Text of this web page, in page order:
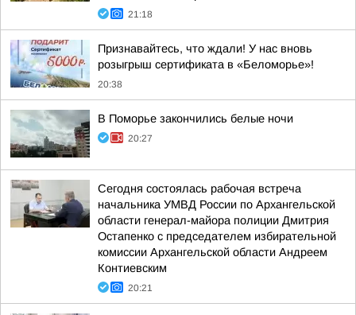
21:18
Признавайтесь, что ждали! У нас вновь
розыгрыш сертификата в «Беломорье»!
20:38
В Поморье закончились белые ночи
20:27
Сегодня состоялась рабочая встреча
начальника УМВД России по Архангельской
области генерал-майора полиции Дмитрия
Остапенко с председателем избирательной
комиссии Архангельской области Андреем
Контиевским
20:21